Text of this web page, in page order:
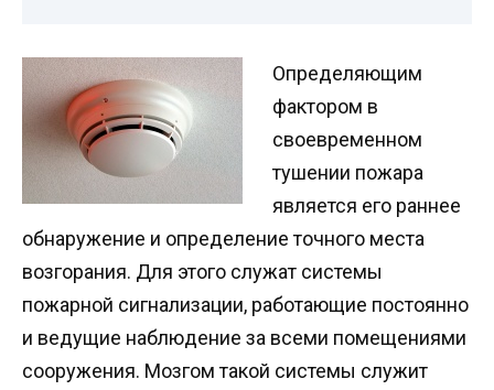
Определяющим
фактором в
своевременном
тушении пожара
является его раннее
обнаружение и определение точного места
возгорания. Для этого служат системы
пожарной сигнализации, работающие постоянно
и ведущие наблюдение за всеми помещениями
сооружения. Мозгом такой системы служит